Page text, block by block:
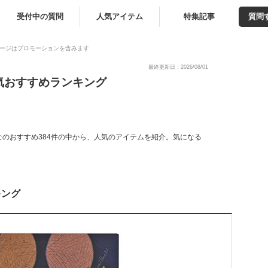
受付中の質問 人気アイテム 特集記事 質問
ジはプロモーションを含みます
最終更新日：2026/08/01
すすめランキング
おすすめ384件の中から、人気のアイテムを紹介。気になる
グ